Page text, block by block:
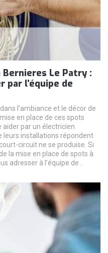
Le Patry :
par l’équipe de
l’ambiance et le décor de
en place de ces spots
par un électricien
leurs installations répondent
circuit ne se produise. Si
la mise en place de spots à
adresser à l’équipe de .